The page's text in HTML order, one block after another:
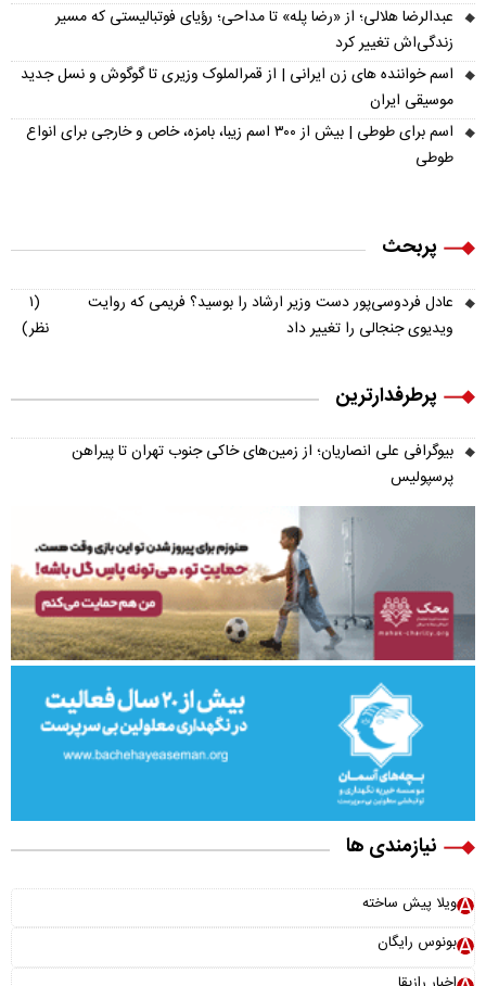
عبدالرضا هلالی؛ از «رضا پله» تا مداحی؛ رؤیای فوتبالیستی که مسیر
زندگی‌اش تغییر کرد
اسم خواننده های زن ایرانی | از قمرالملوک وزیری تا گوگوش و نسل جدید
موسیقی ایران
اسم برای طوطی | بیش از ۳۰۰ اسم زیبا، بامزه، خاص و خارجی برای انواع
طوطی
پربحث
عادل فردوسی‌پور دست وزیر ارشاد را بوسید؟ فریمی که روایت
ویدیوی جنجالی را تغییر داد
(۱
نظر)
پرطرفدارترین
بیوگرافی علی انصاریان؛ از زمین‌های خاکی جنوب تهران تا پیراهن
پرسپولیس
نیازمندی ها
ویلا پیش ساخته
بونوس رایگان